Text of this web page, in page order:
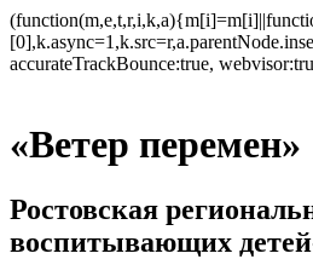
accurateTrackBounce:true,
«Ветер перемен»
Ростовская
воспитывающих